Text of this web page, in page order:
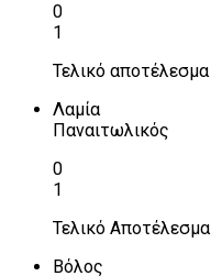
0
1
Τελικό αποτέλεσμα
Λαμία
Παναιτωλικός
0
1
Τελικό Αποτέλεσμα
Βόλος